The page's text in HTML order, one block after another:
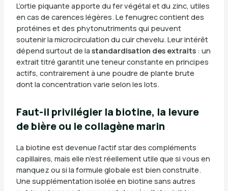
L’ortie piquante apporte du fer végétal et du zinc, utiles
en cas de carences légères. Le fenugrec contient des
protéines et des phytonutriments qui peuvent
soutenir la microcirculation du cuir chevelu. Leur intérêt
dépend surtout de la standardisation des extraits: un
extrait titré garantit une teneur constante en principes
actifs, contrairement à une poudre de plante brute
dont la concentration varie selon les lots.
Faut-il privilégier la biotine, la levure
de bière ou le collagène marin
La biotine est devenue l’actif star des compléments
capillaires, mais elle n’est réellement utile que si vous en
manquez ou si la formule globale est bien construite.
Une supplémentation isolée en biotine sans autres